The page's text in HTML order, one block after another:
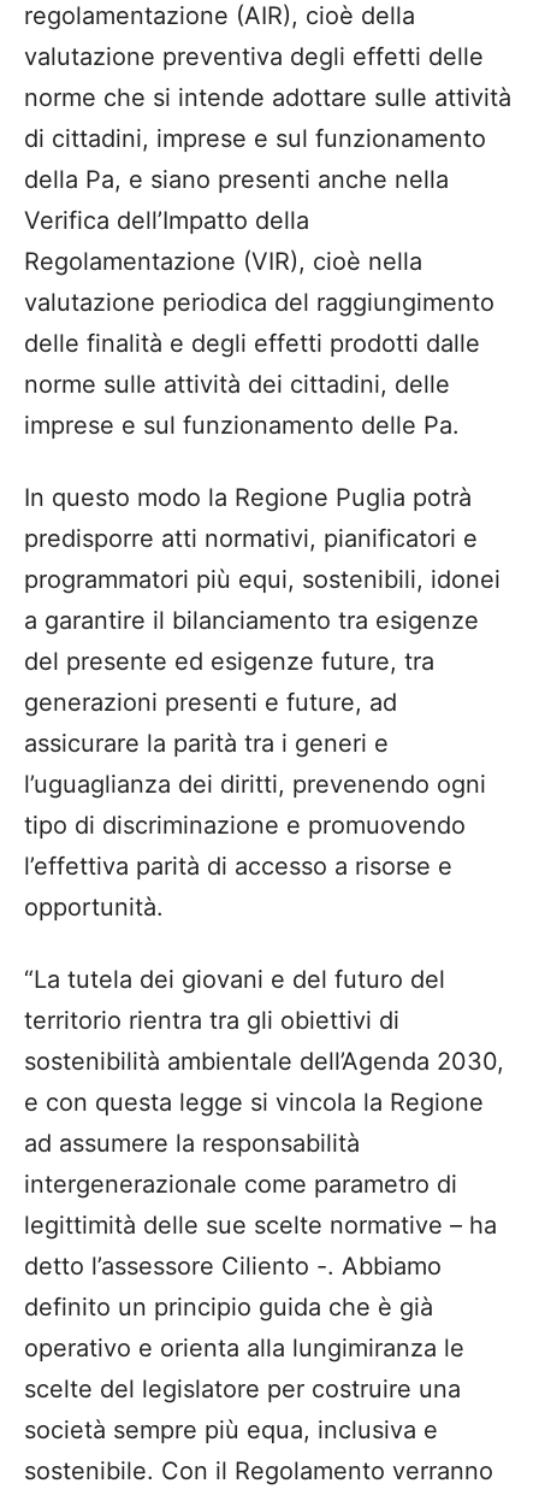
regolamentazione (AIR), cioè della
valutazione preventiva degli effetti delle
norme che si intende adottare sulle attività
di cittadini, imprese e sul funzionamento
della Pa, e siano presenti anche nella
Verifica dell’Impatto della
Regolamentazione (VIR), cioè nella
valutazione periodica del raggiungimento
delle finalità e degli effetti prodotti dalle
norme sulle attività dei cittadini, delle
imprese e sul funzionamento delle Pa.
In questo modo la Regione Puglia potrà
predisporre atti normativi, pianificatori e
programmatori più equi, sostenibili, idonei
a garantire il bilanciamento tra esigenze
del presente ed esigenze future, tra
generazioni presenti e future, ad
assicurare la parità tra i generi e
l’uguaglianza dei diritti, prevenendo ogni
tipo di discriminazione e promuovendo
l’effettiva parità di accesso a risorse e
opportunità.
“La tutela dei giovani e del futuro del
territorio rientra tra gli obiettivi di
sostenibilità ambientale dell’Agenda 2030,
e con questa legge si vincola la Regione
ad assumere la responsabilità
intergenerazionale come parametro di
legittimità delle sue scelte normative – ha
detto l’assessore Ciliento -. Abbiamo
definito un principio guida che è già
operativo e orienta alla lungimiranza le
scelte del legislatore per costruire una
società sempre più equa, inclusiva e
sostenibile. Con il Regolamento verranno